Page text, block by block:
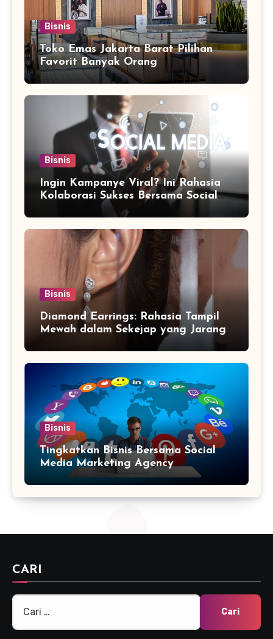
Bisnis
Toko Emas Jakarta Barat Pilihan
Favorit Banyak Orang
Bisnis
Ingin Kampanye Viral? Ini Rahasia
Kolaborasi Sukses Bersama Social
Media Marketing Agency
Bisnis
Diamond Earrings: Rahasia Tampil
Mewah dalam Sekejap yang Jarang
Bisnis
Tingkatkan Bisnis Bersama Social
Media Marketing Agency
CARI
Cari